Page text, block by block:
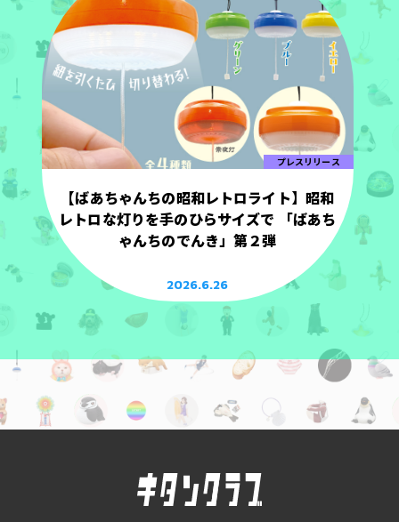
プレスリリース
【ばあちゃんちの昭和レトロライト】昭和
レトロな灯りを手のひらサイズで 「ばあち
ゃんちのでんき」第２弾
2026.6.26